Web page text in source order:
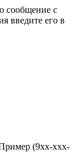
сообщение с
введите его в
(9хх-ххх-